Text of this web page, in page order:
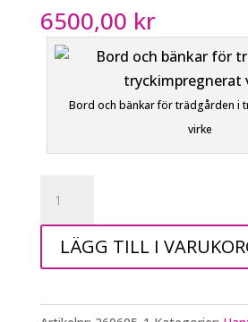
6500,00 kr
Bord och bänkar för trädgården i
virke
med
bänkar
LÄGG TILL I